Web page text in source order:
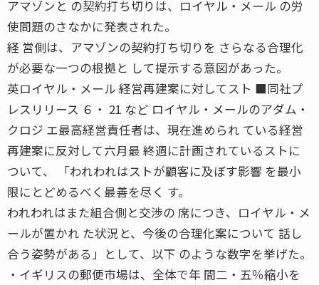
アマゾンと の契約打ち切りは、ロイヤル・メール の労
使問題のさなかに発表された。
経 営側は、アマゾンの契約打ち切りを さらなる合理化
が必要な一つの根拠と して提示する意図があった。
英ロイヤル・メール 経営再建案に対してスト ■同社プ
レスリリース ６・ 21 など ロイヤル・メールのアダム・
クロジ エ最高経営責任者は、現在進められ ている経営
再建案に反対して六月最 終週に計画されているストに
ついて、 「われわれはストが顧客に及ぼす影響 を最小
限にとどめるべく最善を尽く す。
われわれはまた組合側と交渉の 席につき、ロイヤル・メ
ールが置かれ た状況と、今後の合理化案について 話し
合う姿勢がある」として、以下 のような数字を挙げた。
・イギリスの郵便市場は、全体で年 間二・五％縮小を